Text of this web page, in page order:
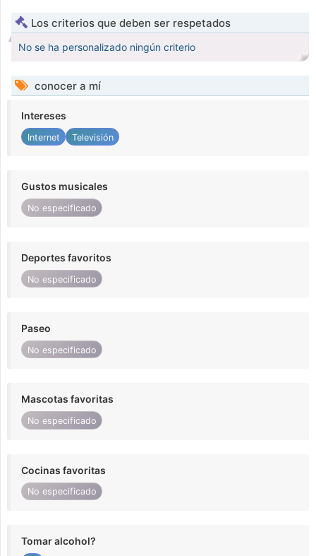
Los criterios que deben ser respetados
No se ha personalizado ningún criterio
conocer a mí
Intereses
Internet Televisión
Gustos musicales
No especificado
Deportes favoritos
No especificado
Paseo
No especificado
Mascotas favoritas
No especificado
Cocinas favoritas
No especificado
Tomar alcohol?